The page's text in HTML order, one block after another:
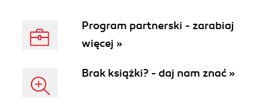
Program partnerski - zarabiaj
więcej »
Brak książki? - daj nam znać »